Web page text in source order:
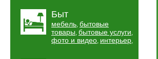
Быт
мебель, бытовые
товары, бытовые услуги,
фото и видео, интерьер,